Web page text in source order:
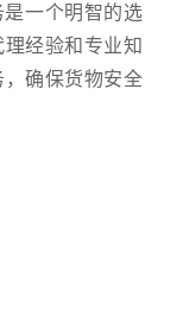
一个明智的选
经验和专业知
确保货物安全